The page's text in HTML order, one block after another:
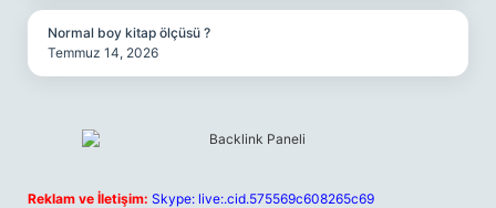
Normal boy kitap ölçüsü ?
Temmuz 14, 2026
Reklam ve İletişim: Skype: live:.cid.575569c608265c69